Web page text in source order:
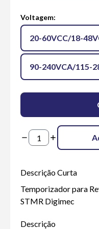
Voltagem:
20-60VCC/18-
90-240VCA/115-
Descrição Curta
Temporizador para
STMR Digimec
Descrição